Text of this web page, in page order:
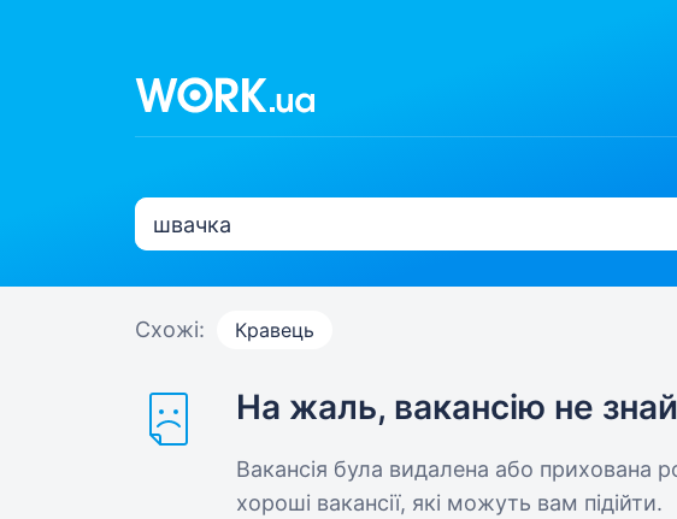
Схожі: Кравець
На жаль, вакансію не
Вакансія була видалена або прихована
хороші вакансії, які можуть вам підійти.